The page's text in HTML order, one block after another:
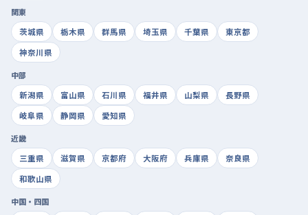
関東
茨城県
栃木県 群馬県 埼玉県 千葉県
東京都
神奈川県
中部
新潟県
富山県 石川県 福井県 山梨県
長野県
岐阜県
静岡県 愛知県
近畿
三重県
滋賀県 京都府 大阪府 兵庫県
奈良県
和歌山県
中国・四国